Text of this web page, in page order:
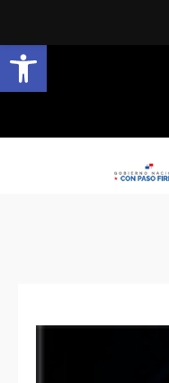
Abrir barra